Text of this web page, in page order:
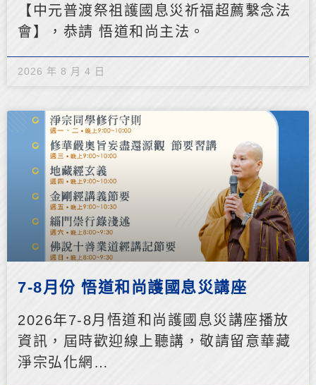
【中元普渡祭祖護國息災祈福超薦繫念法
會】，恭請 悟道和尚主法。
2026 年 8 月 4 日
7-8月份 悟道和尚護國息災講座
2026年7-8月悟道和尚護國息災講座播放
資訊，屆時歡迎線上聽講，敬請留意華藏
淨宗弘化網…